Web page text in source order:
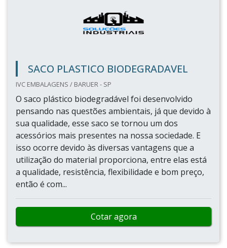
SACO PLASTICO BIODEGRADAVEL
IVC EMBALAGENS / BARUER - SP
O saco plástico biodegradável foi desenvolvido
pensando nas questões ambientais, já que devido à
sua qualidade, esse saco se tornou um dos
acessórios mais presentes na nossa sociedade. E
isso ocorre devido às diversas vantagens que a
utilização do material proporciona, entre elas está
a qualidade, resistência, flexibilidade e bom preço,
então é com...
Cotar agora